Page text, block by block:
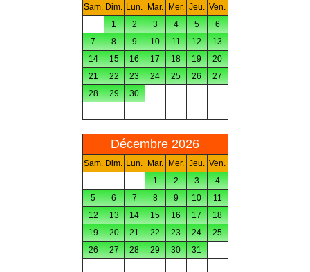
Sam. Dim. Lun. Mar. Mer. Jeu.
Ven.
1
2 3 4 5
6
7
8 9 10 11 12
13
14
15 16 17 18 19
20
21
22 23 24 25 26
27
28
29 30
Décembre 2026
Sam. Dim. Lun. Mar. Mer. Jeu.
Ven.
1
2 3
4
5
6 7 8 9 10
11
12
13 14 15 16 17
18
19
20 21 22 23 24
25
26
27 28 29 30 31